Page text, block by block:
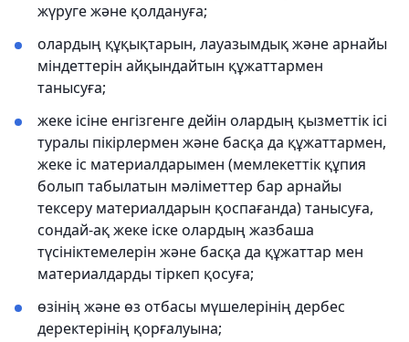
жүруге және қолдануға;
олардың құқықтарын, лауазымдық және арнайы
міндеттерін айқындайтын құжаттармен
танысуға;
жеке ісіне енгізгенге дейін олардың қызметтік ісі
туралы пікірлермен және басқа да құжаттармен,
жеке іс материалдарымен (мемлекеттік құпия
болып табылатын мәліметтер бар арнайы
тексеру материалдарын қоспағанда) танысуға,
сондай-ақ жеке іске олардың жазбаша
түсініктемелерін және басқа да құжаттар мен
материалдарды тіркеп қосуға;
өзінің және өз отбасы мүшелерінің дербес
деректерінің қорғалуына;